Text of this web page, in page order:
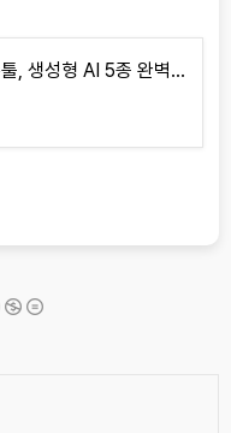
크리에이터 필수툴, 생성형 AI 5종 완벽 비교